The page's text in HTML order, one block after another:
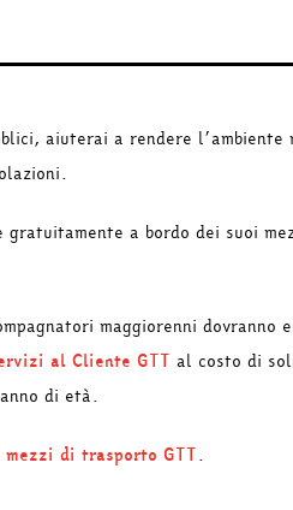
aiuterai a rendere l’ambiente
a bordo dei suoi
maggiorenni dovranno
al Cliente GTT al costo di
di età.
di trasporto GTT.